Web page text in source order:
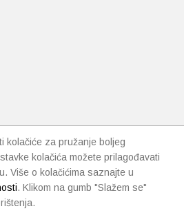
kolačiće za pružanje boljeg
kolačića možete prilagođavati
Više o kolačićima saznajte u
. Klikom na gumb "Slažem se"